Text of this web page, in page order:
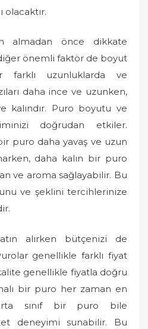
olacaktır.
almadan önce dikkate
önemli faktör de boyut
farklı uzunluklarda ve
daha ince ve uzunken,
kalındır. Puro boyutu ve
doğrudan etkiler.
puro daha yavaş ve uzun
daha kalın bir puro
ve aroma sağlayabilir. Bu
ve şeklini tercihlerinize
alırken bütçenizi de
genellikle farklı fiyat
genellikle fiyatla doğru
bir puro her zaman en
sınıf bir puro bile
deneyimi sunabilir. Bu